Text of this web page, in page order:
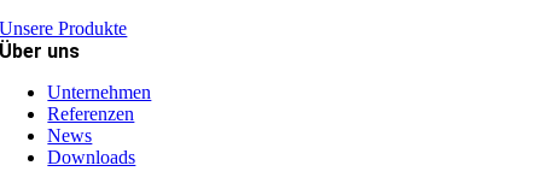
Unsere Produkte
Über uns
Unternehmen
Referenzen
News
Downloads